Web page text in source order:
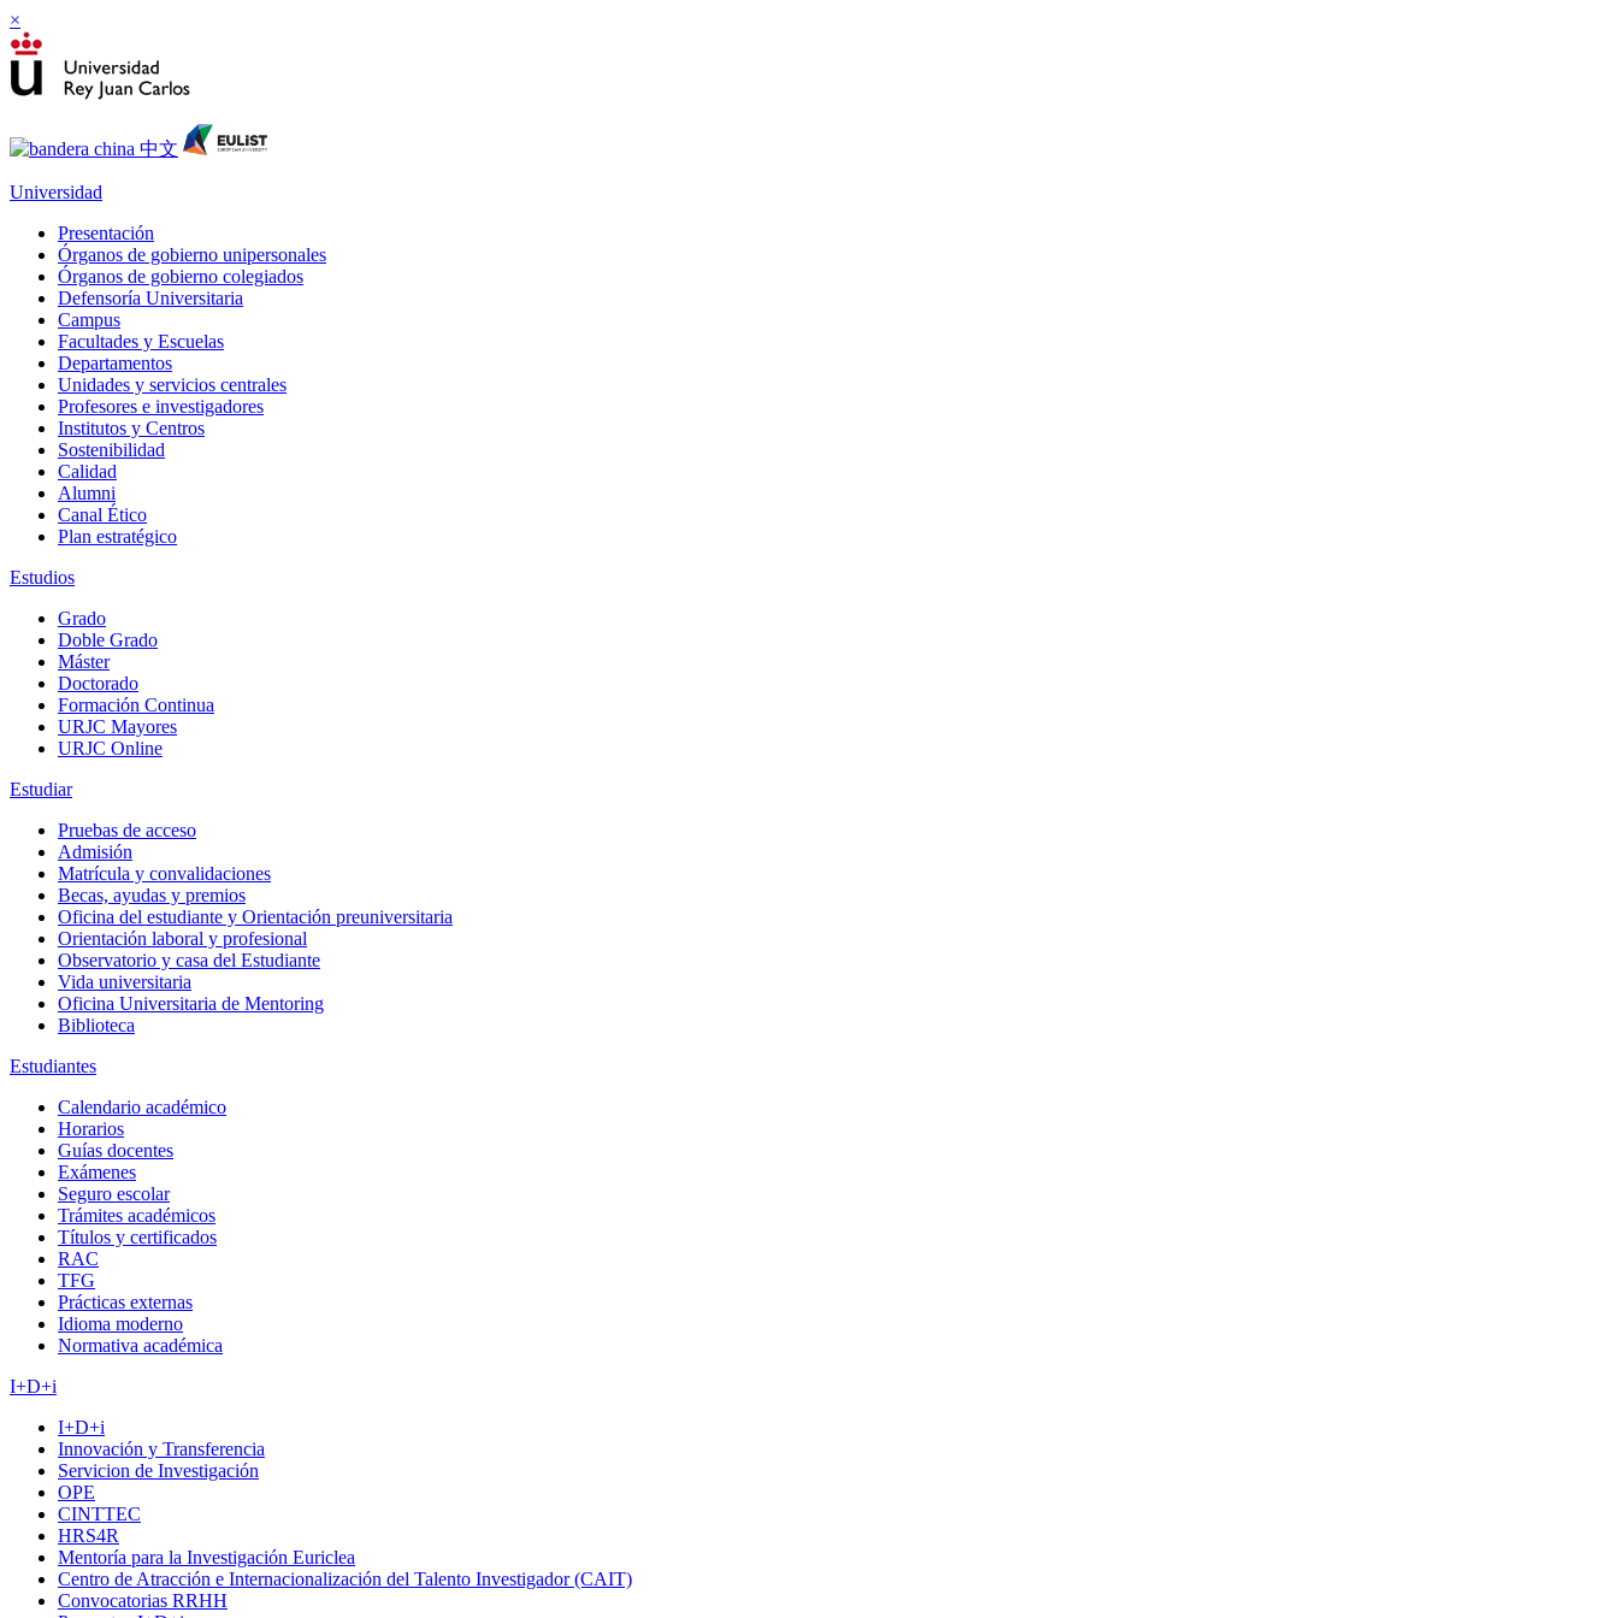
×
Universidad
Presentación
Órganos de gobierno unipersonales
Órganos de gobierno colegiados
Defensoría Universitaria
Campus
Facultades y Escuelas
Departamentos
Unidades y servicios centrales
Profesores e investigadores
Institutos y Centros
Sostenibilidad
Calidad
Alumni
Canal Ético
Plan estratégico
Estudios
Grado
Doble Grado
Máster
Doctorado
Formación Continua
URJC Mayores
URJC Online
Estudiar
Pruebas de acceso
Admisión
Matrícula y convalidaciones
Becas, ayudas y premios
Oficina del estudiante y Orientación preuniversitaria
Orientación laboral y profesional
Observatorio y casa del Estudiante
Vida universitaria
Oficina Universitaria de Mentoring
Biblioteca
Estudiantes
Calendario académico
Horarios
Guías docentes
Exámenes
Seguro escolar
Trámites académicos
Títulos y certificados
RAC
TFG
Prácticas externas
Idioma moderno
Normativa académica
I+D+i
I+D+i
Innovación y Transferencia
Servicion de Investigación
OPE
CINTTEC
HRS4R
Mentoría para la Investigación Euriclea
Centro de Atracción e Internacionalización del Talento Investigador (CAIT)
Convocatorias RRHH